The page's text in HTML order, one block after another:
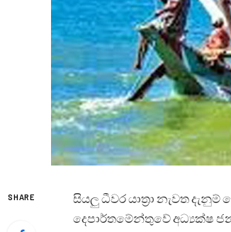
SHARE
සියලු ධීවර යාත්‍රා නැවත
දෙපාර්තමේන්තුවේ අධ්‍යක්ෂ